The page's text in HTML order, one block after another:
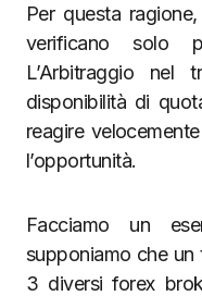
Per questa
verificano solo
L’Arbitraggio nel
disponibilità di
reagire
l’opportunità.
Facciamo un
supponiamo che
3 diversi forex